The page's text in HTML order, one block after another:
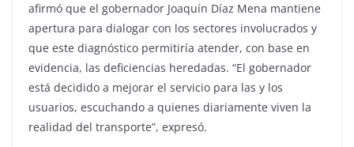
afirmó que el gobernador Joaquín Díaz Mena mantiene
apertura para dialogar con los sectores involucrados y
que este diagnóstico permitiría atender, con base en
evidencia, las deficiencias heredadas. “El gobernador
está decidido a mejorar el servicio para las y los
usuarios, escuchando a quienes diariamente viven la
realidad del transporte”, expresó.